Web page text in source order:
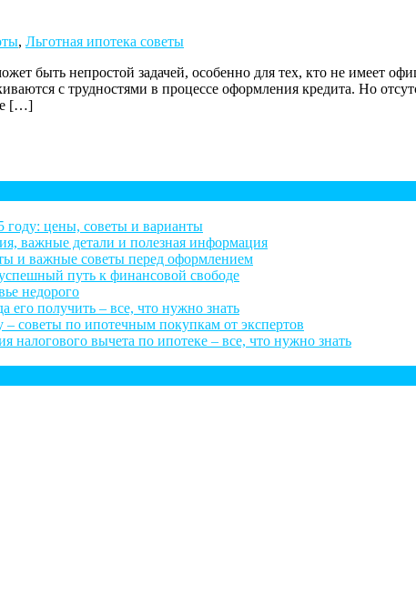
, Льготная ипотека советы
быть непростой задачей, особенно для тех, кто не имеет
с трудностями в процессе оформления кредита. Но
[…]
году: цены, советы и варианты
важные детали и полезная информация
и важные советы перед оформлением
путь к финансовой свободе
недорого
его получить – все, что нужно знать
– советы по ипотечным покупкам от экспертов
налогового вычета по ипотеке – все, что нужно знать